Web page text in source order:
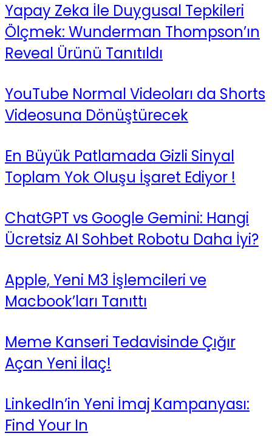
Yapay Zeka İle Duygusal Tepkileri
Ölçmek: Wunderman Thompson’ın
Reveal Ürünü Tanıtıldı
YouTube Normal Videoları da Shorts
Videosuna Dönüştürecek
En Büyük Patlamada Gizli Sinyal
Toplam Yok Oluşu İşaret Ediyor !
ChatGPT vs Google Gemini: Hangi
Ücretsiz AI Sohbet Robotu Daha İyi?
Apple, Yeni M3 İşlemcileri ve
Macbook’ları Tanıttı
Meme Kanseri Tedavisinde Çığır
Açan Yeni İlaç!
LinkedIn’in Yeni İmaj Kampanyası:
Find Your In